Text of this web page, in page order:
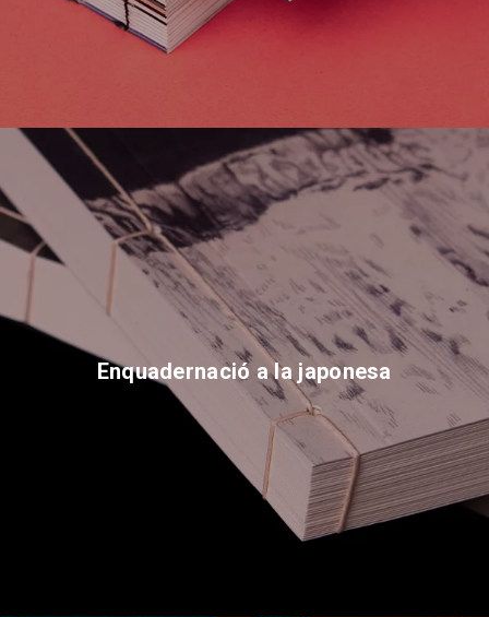
Enquadernació a la japonesa